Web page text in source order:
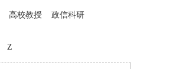
高校教授
政信科研
Z